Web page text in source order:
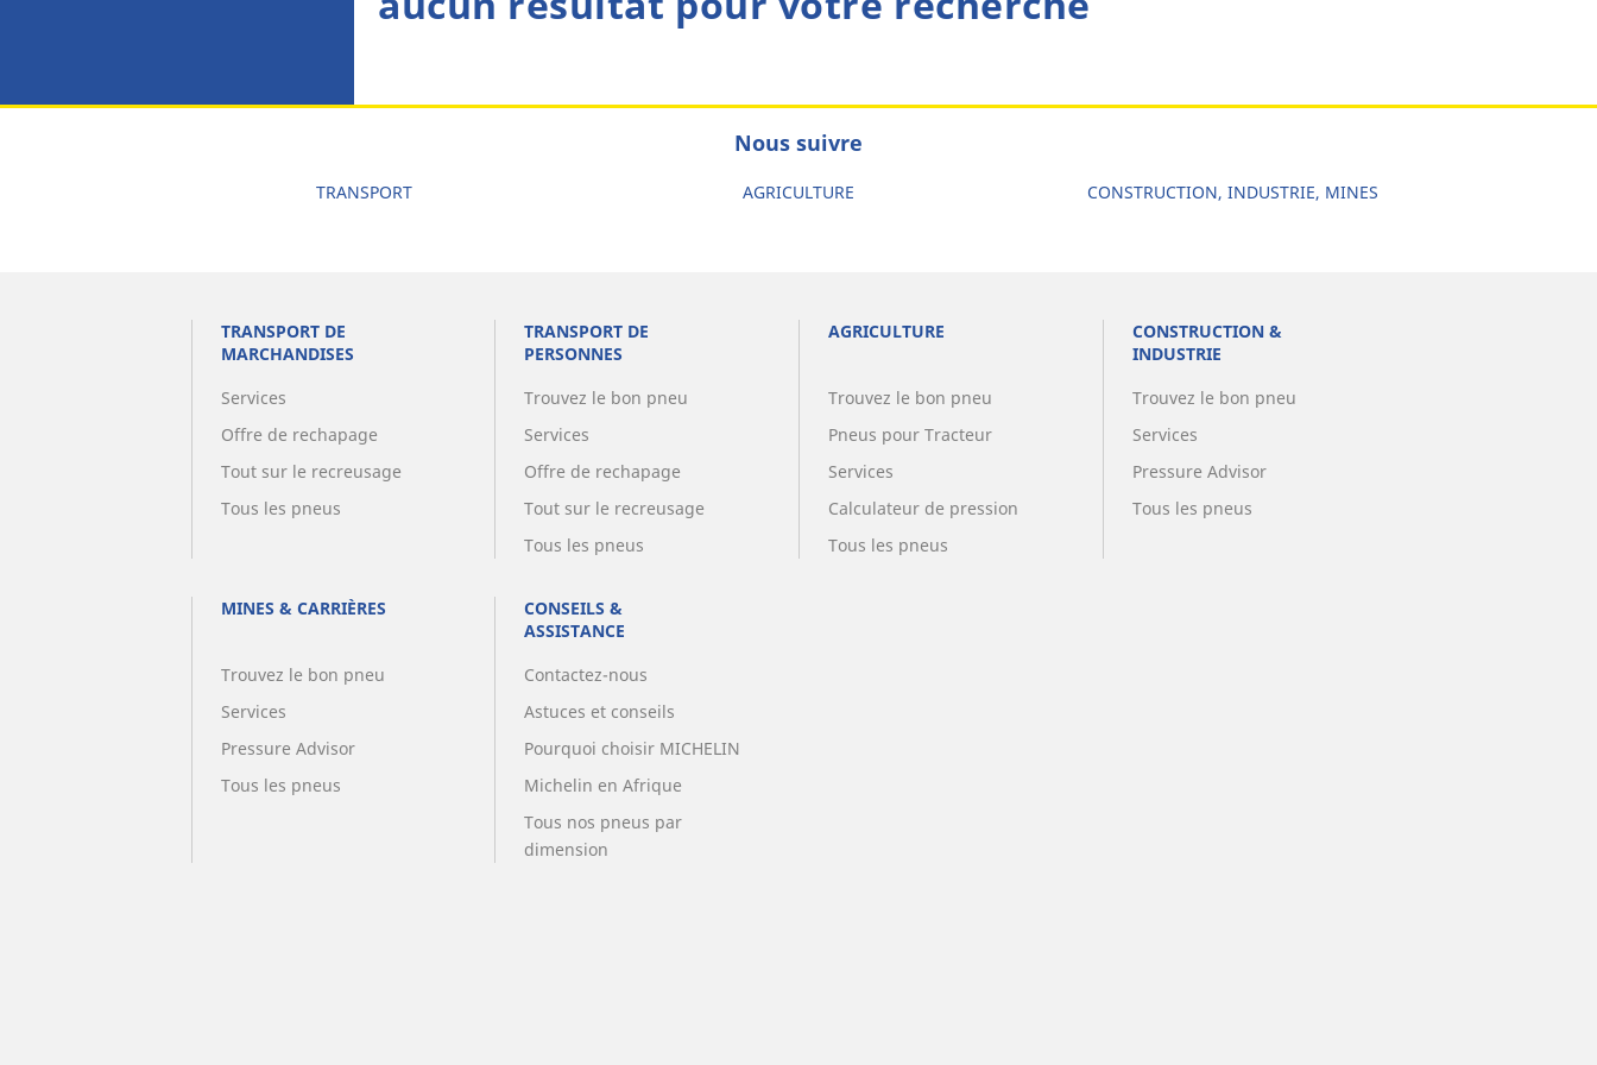
Nous suivre
TRANSPORT AGRICULTURE CONSTRUCTION, INDUSTRIE, MINES
TRANSPORT DE
MARCHANDISES
Services
Offre de rechapage
Tout sur le recreusage
Tous les pneus
TRANSPORT DE
PERSONNES
Trouvez le bon pneu
Services
Offre de rechapage
Tout sur le recreusage
Tous les pneus
AGRICULTURE
Trouvez le bon pneu
Pneus pour Tracteur
Services
Calculateur de pression
Tous les pneus
CONSTRUCTION &
INDUSTRIE
Trouvez le bon pneu
Services
Pressure Advisor
Tous les pneus
MINES & CARRIÈRES
Trouvez le bon pneu
Services
Pressure Advisor
Tous les pneus
CONSEILS &
ASSISTANCE
Contactez-nous
Astuces et conseils
Pourquoi choisir MICHELIN
Michelin en Afrique
Tous nos pneus par
dimension